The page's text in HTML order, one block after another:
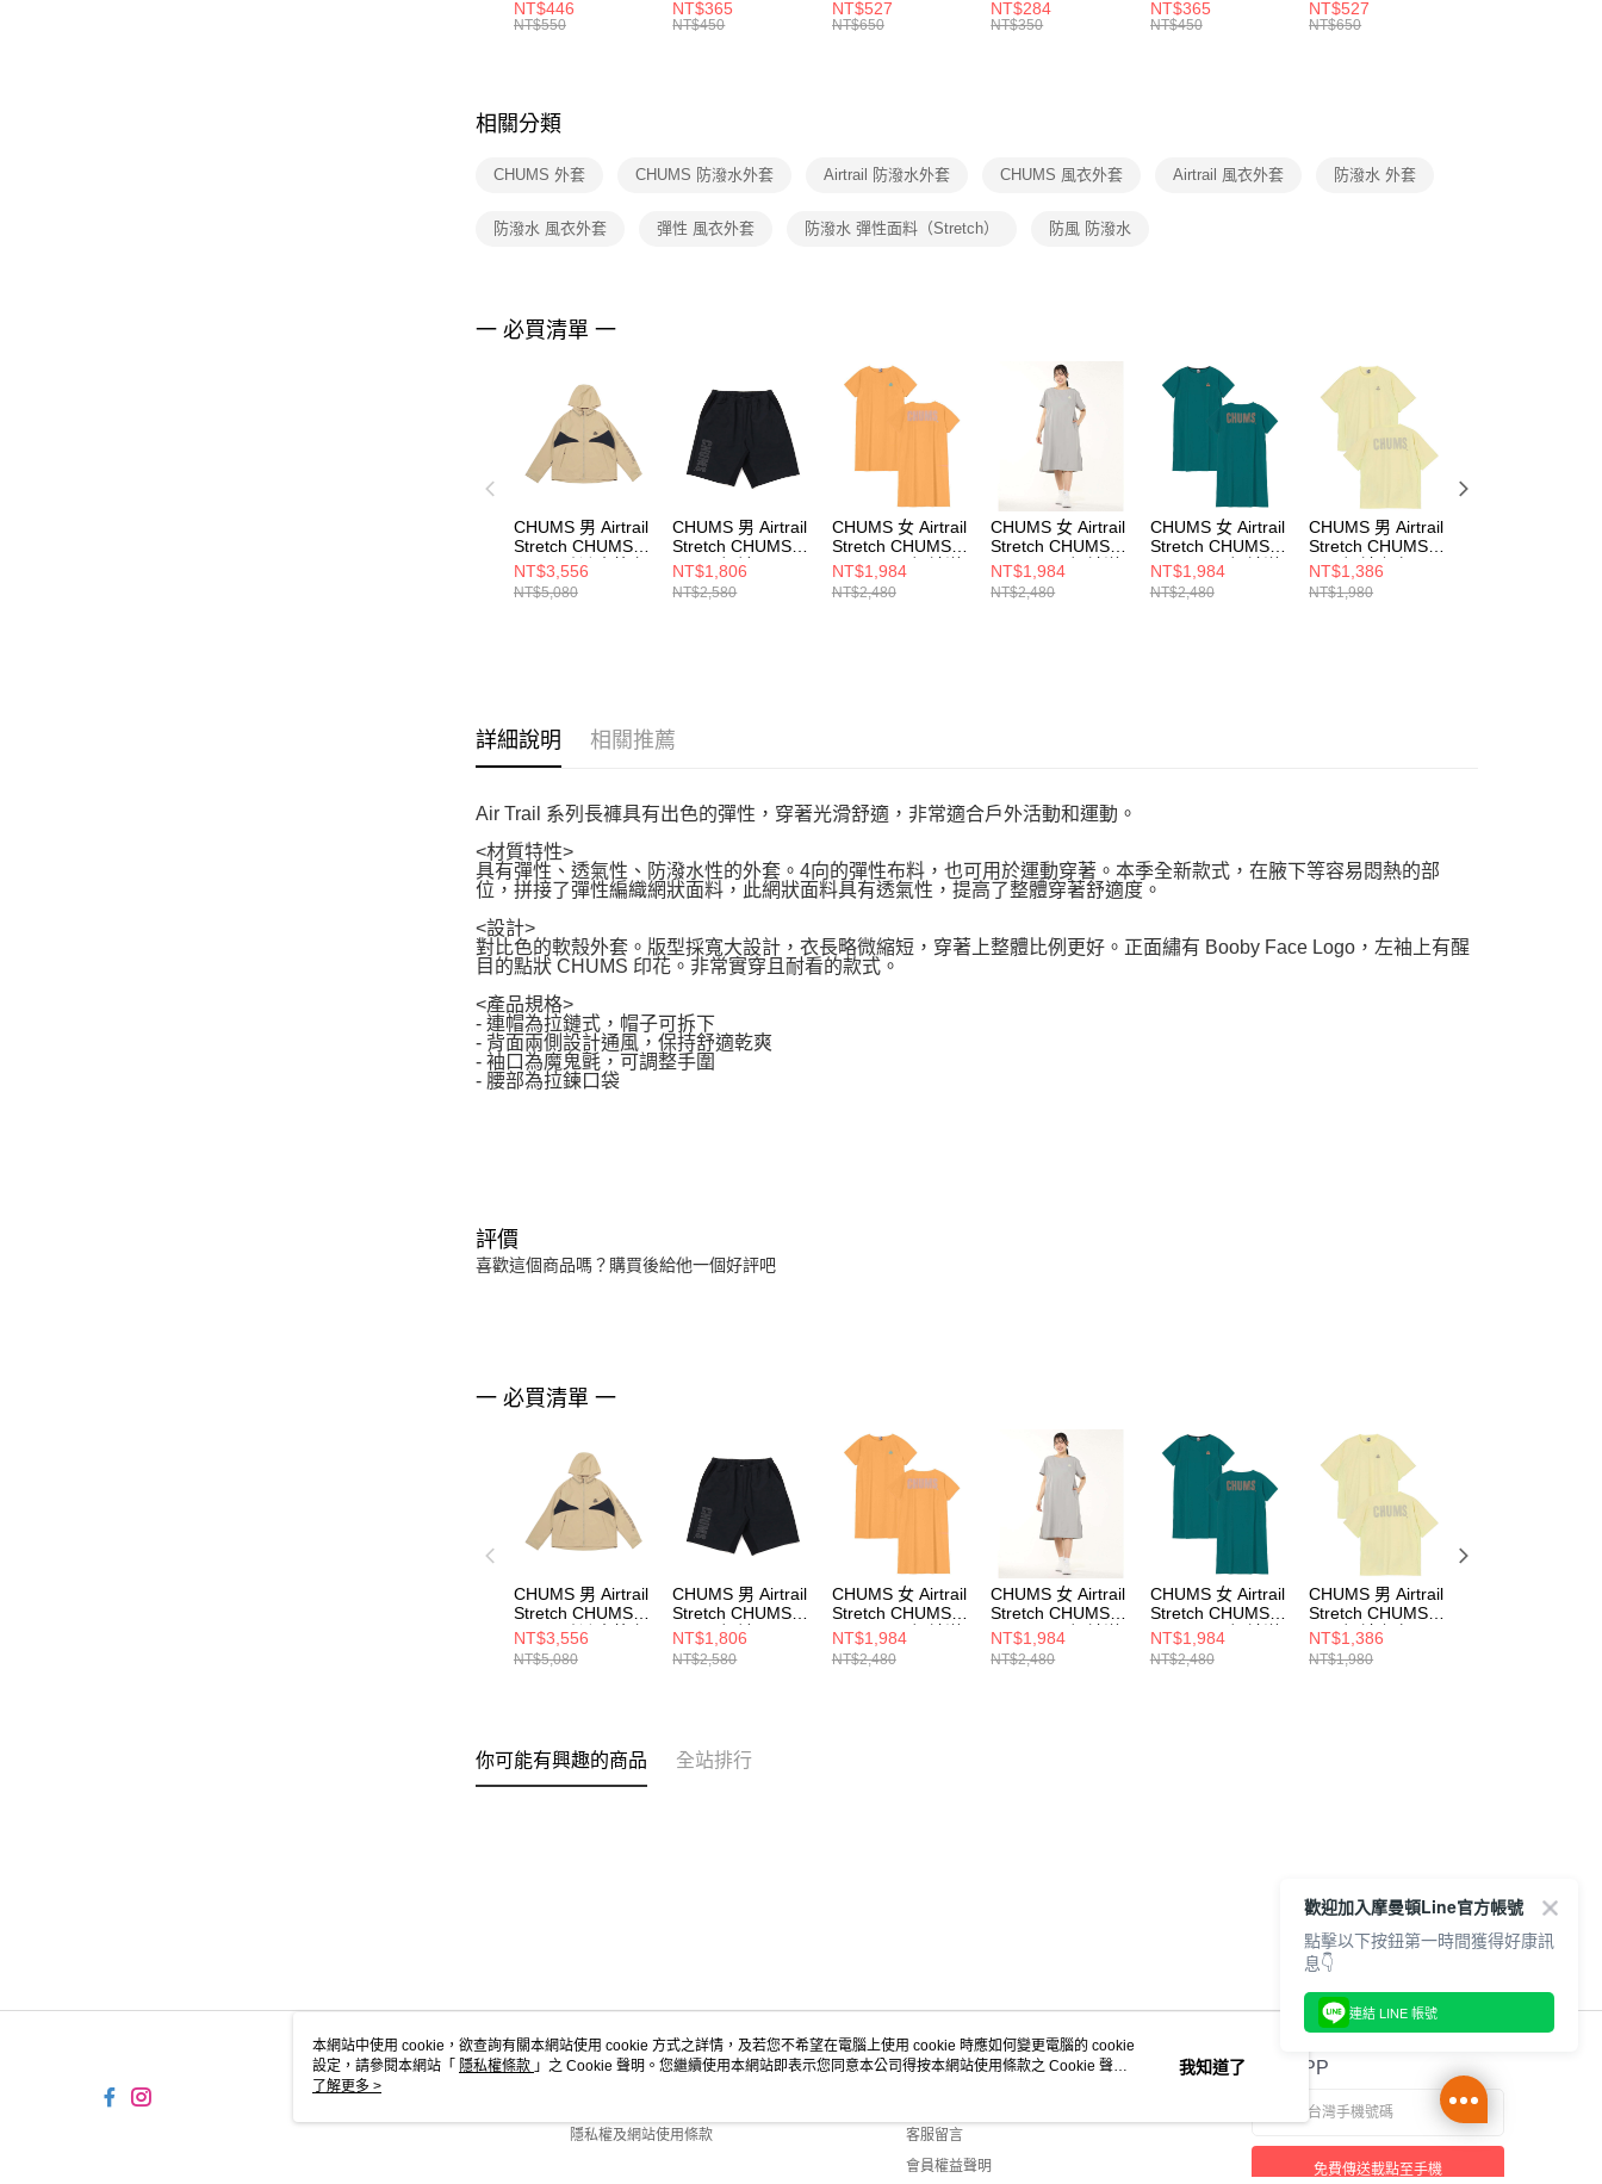
絡購買商品的店家。未經商家同意取消之訂單仍視為有效，需透過AFTEE
先享後付繳納相關費用。
１．透過由恩沛科技股份有限公司提供之「AFTEE先享後付」服務完成之
交易，需依本服務之必要範圍內提供個人資料，並將交易相關給付款項請
２．關於個人資料處理事宜，請瀏覽以下網址：
結果請求用戶進行身份認證。
５．嚴禁一人註冊多個帳號或使用他人資訊註冊。若發現惡意使用之情
形，恩沛科技股份有限公司將有權停止該用戶之使用額度並採取法律行
統襪 FZ3393100
NT$446
NT$550
女 短統襪
NT$365
NT$450
BA5871010
NT$527
NT$650
襪 DH4058104
NT$284
NT$350
男女 短統襪
NT$365
NT$450
長統襪
NT$527
NT$650
相關分類
CHUMS 外套 CHUMS 防潑水外套 Airtrail 防潑水外套 CHUMS 風衣外套 Airtrail 風衣外套 防潑水 外套
防潑水 風衣外套 彈性 風衣外套 防潑水 彈性面料（Stretch） 防風 防潑水
一 必買清單 一
CHUMS 男 Airtrail
Stretch CHUMS
Jacket防潑水外套
CH041397B001
NT$3,556
NT$5,080
CHUMS 男 Airtrail
Stretch CHUMS
Shorts短褲
CH031333K001
NT$1,806
NT$2,580
CHUMS 女 Airtrail
Stretch CHUMS
One-Piece短袖洋
裝
CH181353D001
NT$1,984
NT$2,480
CHUMS 女 Airtrail
Stretch CHUMS
One-Piece短袖洋
裝
CH181353G001
NT$1,984
NT$2,480
CHUMS 女 Airtrail
Stretch CHUMS
One-Piece短袖洋
裝
CH181353T041
NT$1,984
NT$2,480
CHUMS 男 Airtrail
Stretch CHUMS T-
Shirt短袖上衣
CH012580Y074
NT$1,386
NT$1,980
詳細說明 相關推薦
Air Trail 系列長褲具有出色的彈性，穿著光滑舒適，非常適合戶外活動和運動。
<材質特性>
具有彈性、透氣性、防潑水性的外套。4向的彈性布料，也可用於運動穿著。本季全新款式，在腋下等容易悶熱的部
位，拼接了彈性編織網狀面料，此網狀面料具有透氣性，提高了整體穿著舒適度。
<設計>
對比色的軟殼外套。版型採寬大設計，衣長略微縮短，穿著上整體比例更好。正面繡有 Booby Face Logo，左袖上有醒
目的點狀 CHUMS 印花。非常實穿且耐看的款式。
<產品規格>
- 連帽為拉鏈式，帽子可拆下
- 背面兩側設計通風，保持舒適乾爽
- 袖口為魔鬼氈，可調整手圍
- 腰部為拉鍊口袋
評價
喜歡這個商品嗎？購買後給他一個好評吧
一 必買清單 一
CHUMS 男 Airtrail
Stretch CHUMS
Jacket防潑水外套
CH041397B001
NT$3,556
NT$5,080
CHUMS 男 Airtrail
Stretch CHUMS
Shorts短褲
CH031333K001
NT$1,806
NT$2,580
CHUMS 女 Airtrail
Stretch CHUMS
One-Piece短袖洋
裝
CH181353D001
NT$1,984
NT$2,480
CHUMS 女 Airtrail
Stretch CHUMS
One-Piece短袖洋
裝
CH181353G001
NT$1,984
NT$2,480
CHUMS 女 Airtrail
Stretch CHUMS
One-Piece短袖洋
裝
CH181353T041
NT$1,984
NT$2,480
CHUMS 男 Airtrail
Stretch CHUMS T-
Shirt短袖上衣
CH012580Y074
NT$1,386
NT$1,980
你可能有興趣的商品 全站排行
關於我們
隱私權及網站使用條款
客服資訊
客服留言
會員權益聲明
官方APP
免費傳送載點至手機
本網站中使用 cookie，欲查詢有關本網站使用 cookie 方式之詳情，及若您不希望在電腦上使用 cookie 時應如何變更電腦的 cookie
設定，請參閱本網站「 隱私權條款 」之 Cookie 聲明。您繼續使用本網站即表示您同意本公司得按本網站使用條款之 Cookie 聲明
使用 cookie。
了解更多 >
我知道了
歡迎加入摩曼頓Line官方帳號
點擊以下按鈕第一時間獲得好康訊
息👇
連結 LINE 帳號